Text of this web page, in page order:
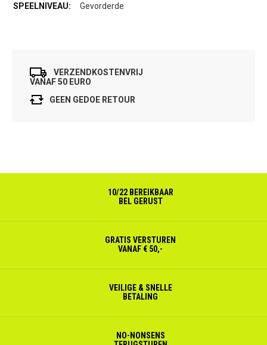
Gevorderde
VERZENDKOSTENVRIJ
VANAF 50 EURO
GEEN GEDOE RETOUR
10/22 BEREIKBAAR
BEL GERUST
GRATIS VERSTUREN
VANAF € 50,-
VEILIGE & SNELLE
BETALING
NO-NONSENS